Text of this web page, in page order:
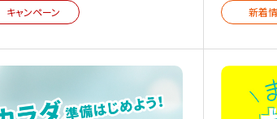
キャンペーン 新着